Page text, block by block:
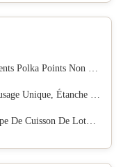
Jetables Pour Le Mariage Cuisson À La Maison
Enveloppe De Gâteau Pour La Fête Des Desserts
De Lotus Colorée